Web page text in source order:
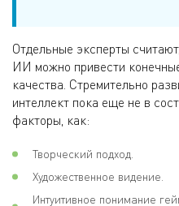
Отдельные эксперты
ИИ можно привести
качества. Стремительно
интеллект пока еще не в
факторы, как:
Творческий подход.
Художественное видение.
Интуитивное понимание